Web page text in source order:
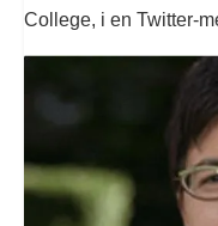
College, i en Twitter-